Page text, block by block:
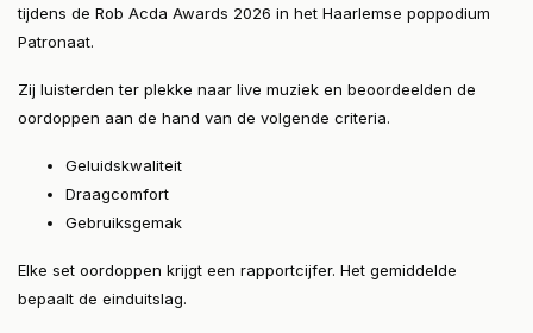
tijdens de Rob Acda Awards 2026 in het Haarlemse poppodium
Patronaat.
Zij luisterden ter plekke naar live muziek en beoordeelden de
oordoppen aan de hand van de volgende criteria.
Geluidskwaliteit
Draagcomfort
Gebruiksgemak
Elke set oordoppen krijgt een rapportcijfer. Het gemiddelde
bepaalt de einduitslag.